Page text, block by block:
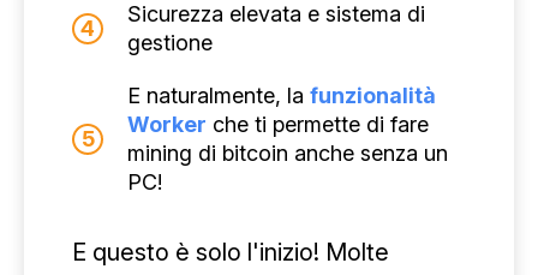
Sicurezza elevata e sistema di
gestione
E naturalmente, la funzionalità
Worker che ti permette di fare
mining di bitcoin anche senza un
PC!
E questo è solo l'inizio! Molte